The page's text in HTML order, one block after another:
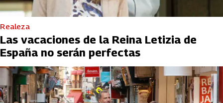
Realeza
Las vacaciones de la Reina Letizia de
España no serán perfectas